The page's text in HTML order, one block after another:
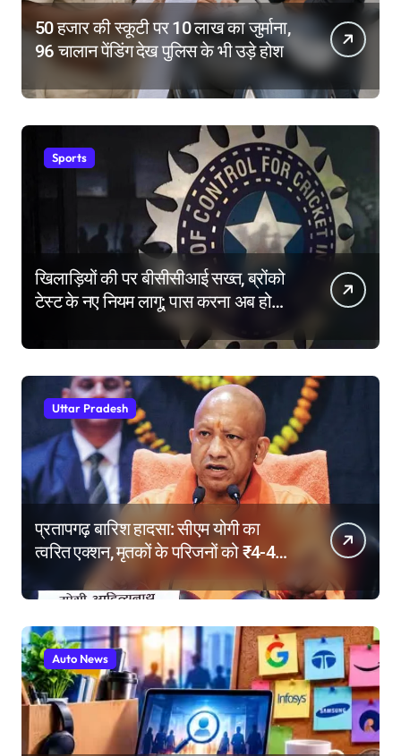
50 हजार की स्कूटी पर 10 लाख का जुर्माना,
96 चालान पेंडिंग देख पुलिस के भी उड़े होश
Sports
खिलाड़ियों की पर बीसीसीआई सख्त, ब्रोंको
टेस्ट के नए नियम लागू; पास करना अब होगा
Uttar Pradesh
प्रतापगढ़ बारिश हादसा: सीएम योगी का
त्वरित एक्शन, मृतकों के परिजनों को ₹4-4
लाख की सहायता, घायलों के बेहतर इलाज के
निर्देश
Auto News